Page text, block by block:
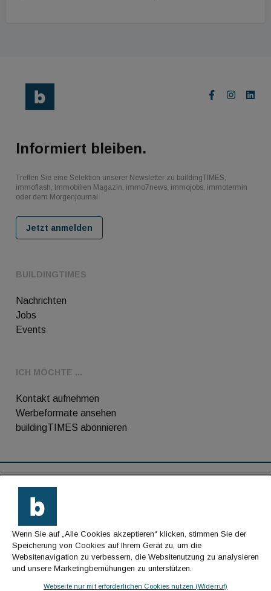
BUILDINGTIMES
Nachrichten
Jobs
Events
ICH MÖCHTE ...
Kontakt aufnehmen
Werbeformate ansehen
buildingTIMES abonnieren
Informiert bleiben.
Treffen Sie eine Selektion unserer Newsletter zu buildingTIMES,
immoflash, Immobilien Magazin, immo7news, immojobs, immotermin
oder dem Morgenjournal
Jetzt anmelden
Kontakt
Impressum
Datenschutz
Wenn Sie auf „Alle Cookies akzeptieren“ klicken, stimmen Sie der
Speicherung von Cookies auf Ihrem Gerät zu, um die
Websitenavigation zu verbessern, die Websitenutzung zu analysieren
und unsere Marketingbemühungen zu unterstützen.
Webseite nur mit erforderlichen Cookies nutzen (Widerruf)